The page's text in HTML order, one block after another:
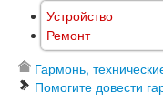
Устройство
Ремонт
Гармонь,
Помогите довести